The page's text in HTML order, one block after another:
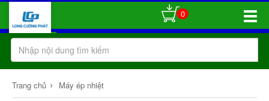
Toggle
0
Trang chủ › Máy ép nhiệt